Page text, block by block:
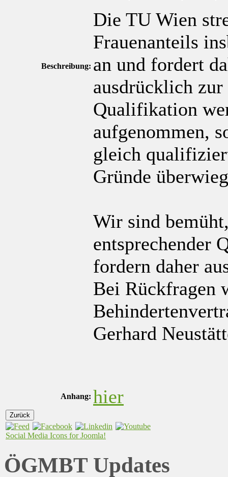
Beschreibung:
Die TU Wien
Frauenanteils
an und fordert
ausdrücklich
Qualifikation
aufgenommen,
gleich
Gründe
Wir sind
entsprechender
fordern daher
Bei Rückfragen
Gerhard
Anhang: hier
Zurück
Social Media Icons for Joomla!
ÖGMBT Updates